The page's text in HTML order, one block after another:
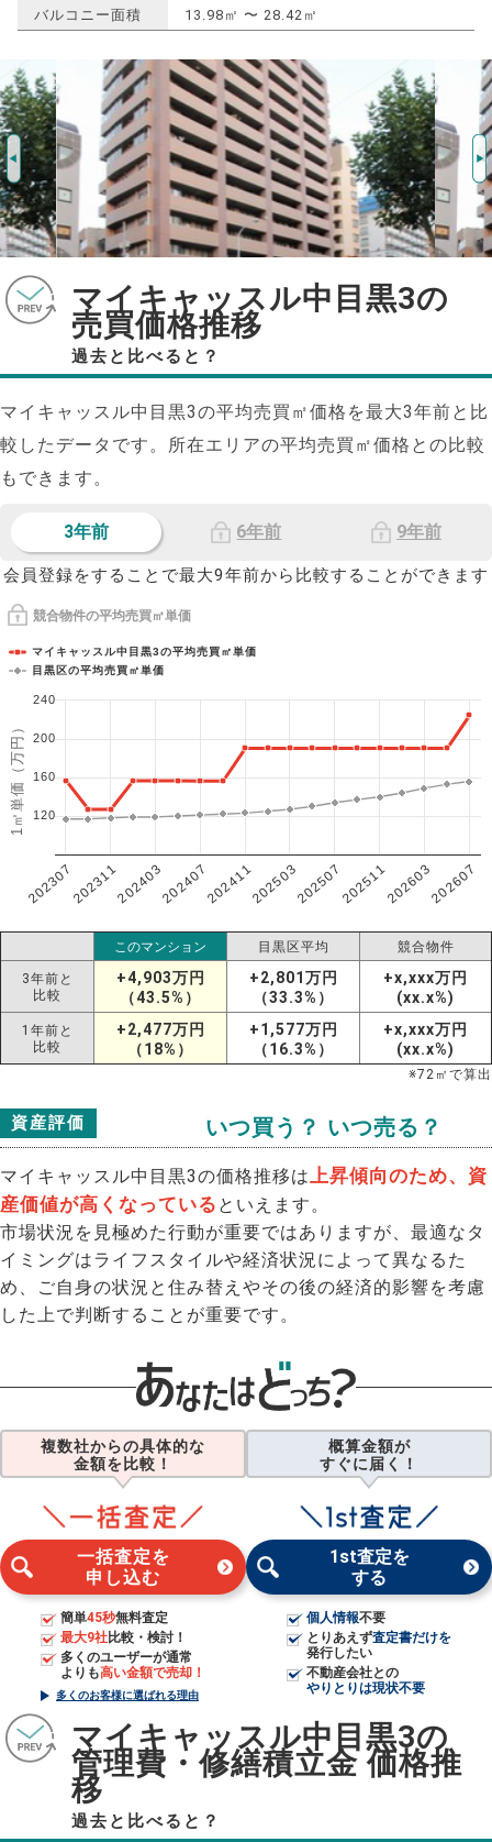
バルコニー面積 13.98㎡ 〜 28.42㎡
マイキャッスル中目黒3の
売買価格推移
過去と比べると？
マイキャッスル中目黒3の平均売買㎡価格を最大3年前と比
較したデータです。所在エリアの平均売買㎡価格との比較
もできます。
3年前 6年前 9年前
会員登録をすることで最大9年前から比較することができます
競合物件の平均売買㎡単価
1㎡単価（万円）
マイキャッスル中目黒3の平均売買㎡単価
目黒区の平均売買㎡単価
202307202311202403202407202411202503202507202511202603202607
120
160
200
240
このマンション 目黒区平均 競合物件
3年前と
比較
+4,903万円
（43.5%）
+2,801万円
（33.3%）
+x,xxx万円
(xx.x%)
1年前と
比較
+2,477万円
（18%）
+1,577万円
（16.3%）
+x,xxx万円
(xx.x%)
※72 ㎡で算出
資産評価 いつ買う？ いつ売る？
マイキャッスル中目黒3の価格推移は上昇傾向のため、資
産価値が高くなっている といえます。
市場状況を見極めた行動が重要ではありますが、最適なタ
イミングはライフスタイルや経済状況によって異なるた
め、ご自身の状況と住み替えやその後の経済的影響を考慮
した上で判断することが重要です。
複数社からの具体的な
金額を比較！
一括査定を
申し込む
簡単45秒無料査定
最大9社比較・検討！
多くのユーザーが通常
よりも高い金額で売却！
多くのお客様に選ばれる理由
概算金額が
すぐに届く！
1st査定を
する
個人情報不要
とりあえず査定書だけを
発行したい
不動産会社との
やりとりは現状不要
マイキャッスル中目黒3の
管理費・修繕積立金 価格推
移
過去と比べると？